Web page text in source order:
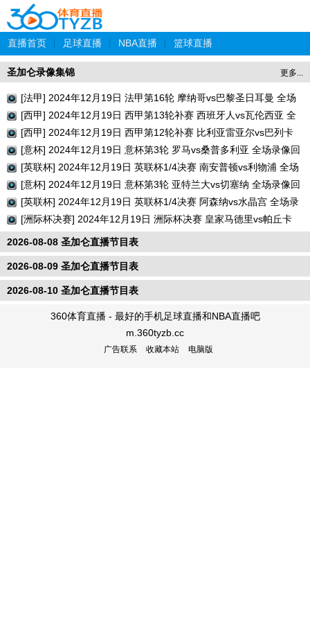
直播首页 足球直播 NBA直播 篮球直播
更多...
圣加仑录像集锦
[法甲] 2024年12月19日 法甲第16轮 摩纳哥vs巴黎圣日耳曼 全场
录像回放
[西甲] 2024年12月19日 西甲第13轮补赛 西班牙人vs瓦伦西亚 全
场录像回放
[西甲] 2024年12月19日 西甲第12轮补赛 比利亚雷亚尔vs巴列卡
诺 全场录像回放
[意杯] 2024年12月19日 意杯第3轮 罗马vs桑普多利亚 全场录像回
放
[英联杯] 2024年12月19日 英联杯1/4决赛 南安普顿vs利物浦 全场
录像回放
[意杯] 2024年12月19日 意杯第3轮 亚特兰大vs切塞纳 全场录像回
放
[英联杯] 2024年12月19日 英联杯1/4决赛 阿森纳vs水晶宫 全场录
像回放
[洲际杯决赛] 2024年12月19日 洲际杯决赛 皇家马德里vs帕丘卡
全场录像回放
2026-08-08 圣加仑直播节目表
2026-08-09 圣加仑直播节目表
2026-08-10 圣加仑直播节目表
360体育直播 - 最好的手机足球直播和NBA直播吧
m.360tyzb.cc
广告联系 收藏本站 电脑版